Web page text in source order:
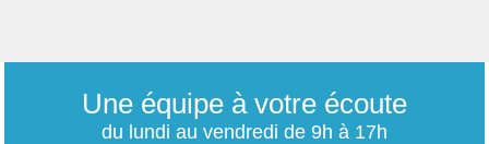
Une équipe à votre écoute
du lundi au vendredi de 9h à 17h